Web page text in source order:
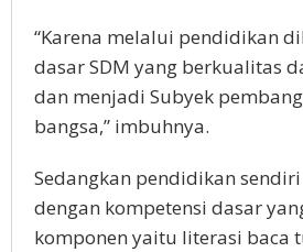
“Karena melalui pendidikan
dasar SDM yang berkualitas
dan menjadi Subyek
bangsa,” imbuhnya.
Sedangkan pendidikan
dengan kompetensi dasar
komponen yaitu literasi baca